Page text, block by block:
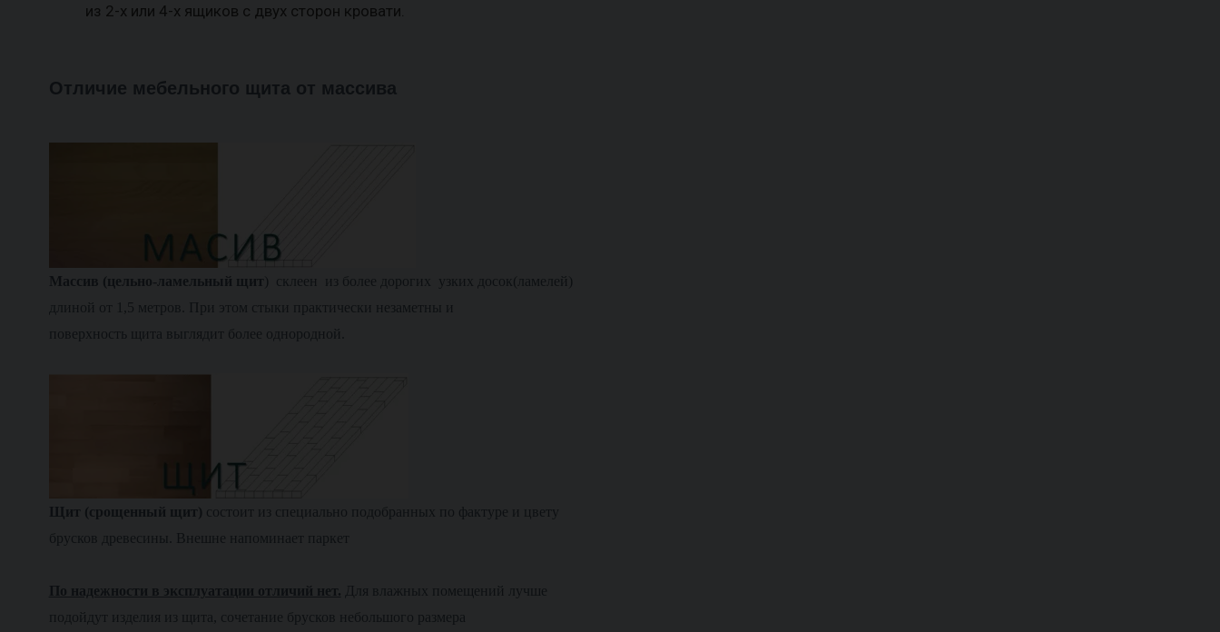
из 2-х или 4-х ящиков с двух сторон кровати.
Отличие мебельного щита от массива
Массив (цельно-ламельный щит ) склеен из более дорогих узких досок(ламелей)
длиной от 1,5 метров. При этом стыки практически незаметны и
поверхность щита выглядит более однородной.
Щит (срощенный щит) состоит из специально подобранных по фактуре и цвету
брусков древесины. Внешне напоминает паркет
По надежности в эксплуатации отличий нет. Для влажных помещений лучше
подойдут изделия из щита, сочетание брусков небольшого размера